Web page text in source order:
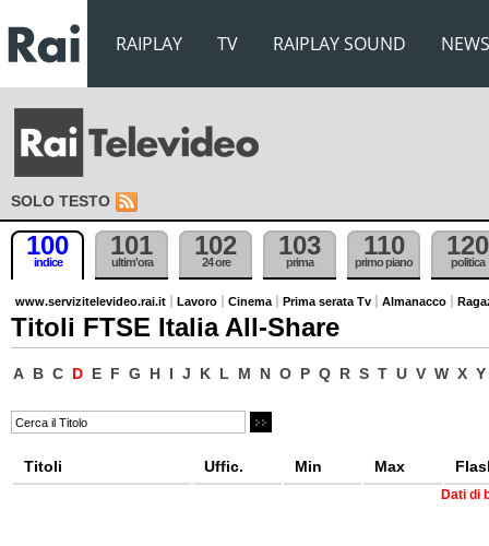
RAIPLAY TV RAIPLAY SOUND NEWS
SOLO TESTO
100
indice
101
ultim'ora
102
24 ore
103
prima
110
primo piano
120
politica
www.servizitelevideo.rai.it Lavoro Cinema Prima serata Tv Almanacco
Titoli FTSE Italia All-Share
A B C D E F G H I J K L M N O P Q R S T U V W X Y
Titoli Uffic. Min Max
Dati di